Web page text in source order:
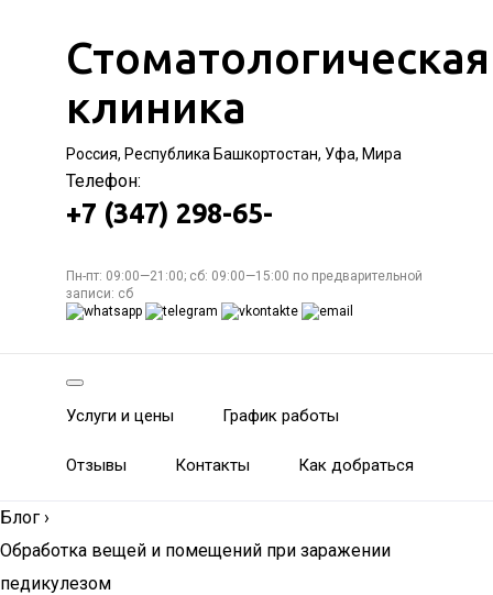
Стоматологическая
клиника
Россия, Республика Башкортостан, Уфа, Мира
Телефон:
+7 (347) 298-65-
Пн-пт: 09:00—21:00; сб: 09:00—15:00 по предварительной
записи: сб
Услуги и цены График работы
Отзывы Контакты Как добраться
Блог ›
Обработка вещей и помещений при заражении
педикулезом